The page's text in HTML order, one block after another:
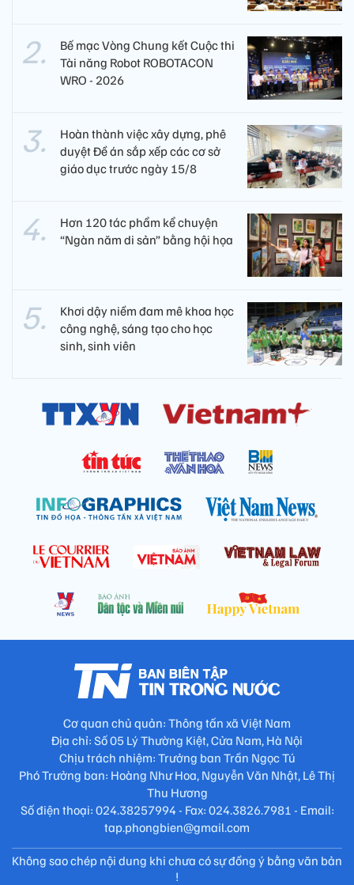
Bế mạc Vòng Chung kết Cuộc thi
Tài năng Robot ROBOTACON
WRO - 2026
Hoàn thành việc xây dựng, phê
duyệt Đề án sắp xếp các cơ sở
giáo dục trước ngày 15/8
Hơn 120 tác phẩm kể chuyện
“Ngàn năm di sản” bằng hội họa
Khơi dậy niềm đam mê khoa học
công nghệ, sáng tạo cho học
sinh, sinh viên
Cơ quan chủ quản: Thông tấn xã Việt Nam
Địa chỉ: Số 05 Lý Thường Kiệt, Cửa Nam, Hà Nội
Chịu trách nhiệm: Trưởng ban Trần Ngọc Tú
Phó Trưởng ban: Hoàng Như Hoa, Nguyễn Văn Nhật, Lê Thị
Thu Hương
Số điện thoại: 024.38257994 - Fax: 024.3826.7981 - Email:
tap.phongbien@gmail.com
Không sao chép nội dung khi chưa có sự đồng ý bằng văn bản
!